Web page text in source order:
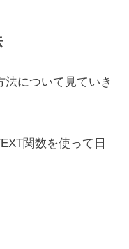
について見ていき
関数を使って日